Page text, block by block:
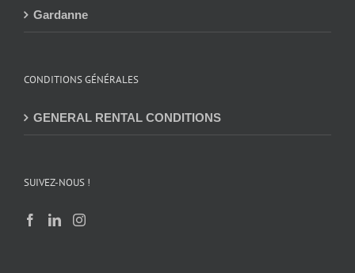
Gardanne
CONDITIONS GÉNÉRALES
GENERAL RENTAL CONDITIONS
SUIVEZ-NOUS !